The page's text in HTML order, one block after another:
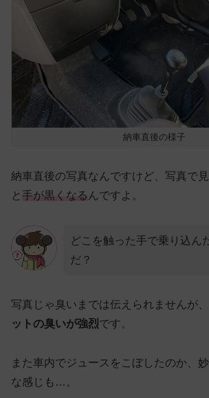
納車直後の様子
納車直後の写真なんですけど、写真で
と 手が黒くなる んですよ。
どこを触った手で乗り込ん
だ？
写真じゃ臭いまでは伝えられませんが、
ットの臭いが強烈です。
また車内でジュースをこぼしたのか、
な感じも…。